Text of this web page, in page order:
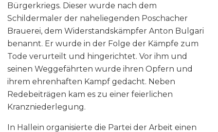
Bürgerkriegs. Dieser wurde nach dem
Schildermaler der naheliegenden Poschacher
Brauerei, dem Widerstandskämpfer Anton Bulgari
benannt. Er wurde in der Folge der Kämpfe zum
Tode verurteilt und hingerichtet. Vor ihm und
seinen Weggefährten wurde ihren Opfern und
ihrem ehrenhaften Kampf gedacht. Neben
Redebeiträgen kam es zu einer feierlichen
Kranzniederlegung.
In Hallein organisierte die Partei der Arbeit einen